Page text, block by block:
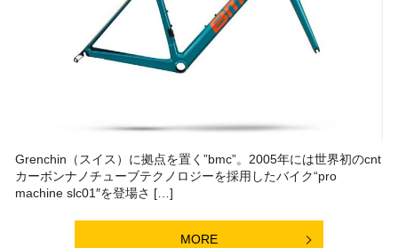
Grenchin（スイス）に拠点を置く”bmc”。2005年には世界初のcnt
カーボンナノチューブテクノロジーを採用したバイク“pro
machine slc01″を登場さ […]
MORE